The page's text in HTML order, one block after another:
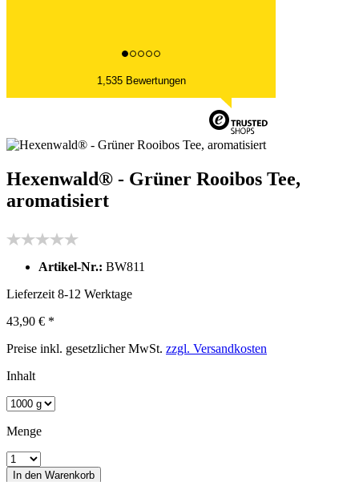
1,535 Bewertungen
Hexenwald® - Grüner Rooibos Tee,
aromatisiert
Artikel-Nr.: BW811
Lieferzeit 8-12 Werktage
43,90 € *
Preise inkl. gesetzlicher MwSt. zzgl. Versandkosten
Inhalt
Menge
In den Warenkorb